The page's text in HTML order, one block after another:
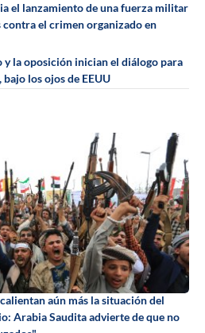
el lanzamiento de una fuerza militar
contra el crimen organizado en
y la oposición inician el diálogo para
los ojos de EEUU
aún más la situación del
Arabia Saudita advierte de que no